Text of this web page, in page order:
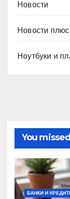
Новости
Новости плюс
Ноутбуки и
You missed
БАНКИ И